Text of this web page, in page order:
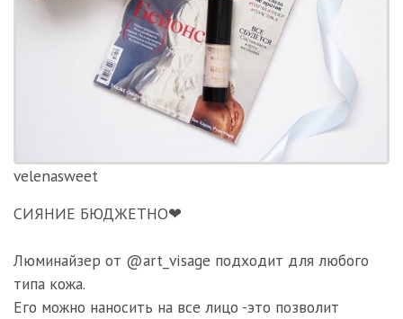
velenasweet
СИЯНИЕ БЮДЖЕТНО❤
Люминайзер от @art_visage подходит для любого
типа кожа.
Его можно наносить на все лицо -это позволит